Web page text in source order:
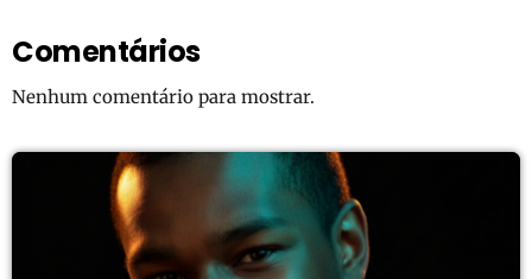
Comentários
Nenhum comentário para mostrar.